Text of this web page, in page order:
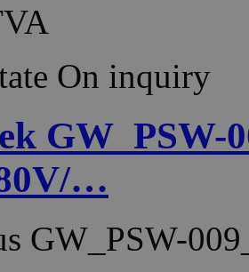
On inquiry
GW_PSW-
…
GW_PSW-